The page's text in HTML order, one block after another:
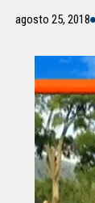
agosto 25, 2018